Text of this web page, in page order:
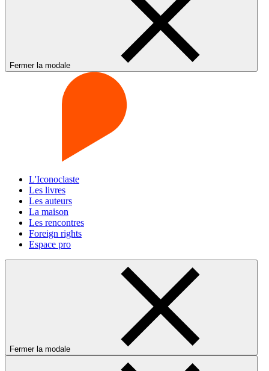
Fermer la modale
L'Iconoclaste
Les livres
Les auteurs
La maison
Les rencontres
Foreign rights
Espace pro
Fermer la modale